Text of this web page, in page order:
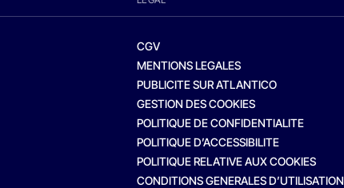
CGV
MENTIONS LEGALES
PUBLICITE SUR ATLANTICO
GESTION DES COOKIES
POLITIQUE DE CONFIDENTIALITE
POLITIQUE D’ACCESSIBILITE
POLITIQUE RELATIVE AUX COOKIES
CONDITIONS GENERALES D’UTILISATION